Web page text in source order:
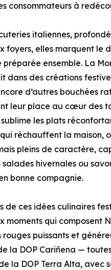
consommateurs à
italiennes,
foyers, elles marquent le
préparée ensemble. La
dans des créations
d’autres bouchées
leur place au cœur des
les plats
réchauffent la maison,
pleins de caractère,
salades hivernales ou
bonne compagnie.
de ces idées culinaires
moments qui composent
rouges puissants et
la DOP Cariñena —
la DOP Terra Alta, avec